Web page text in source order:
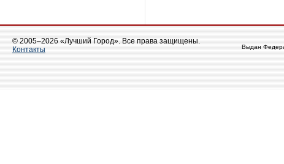
© 2005–2026 «Лучший Город». Все права защищены.
Контакты
Выдан